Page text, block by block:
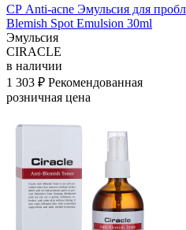
СР Anti-acne Эмульсия для
Blemish Spot Emulsion 30ml
Эмульсия
CIRACLE
в наличии
1 303 ₽ Рекомендованная
розничная цена